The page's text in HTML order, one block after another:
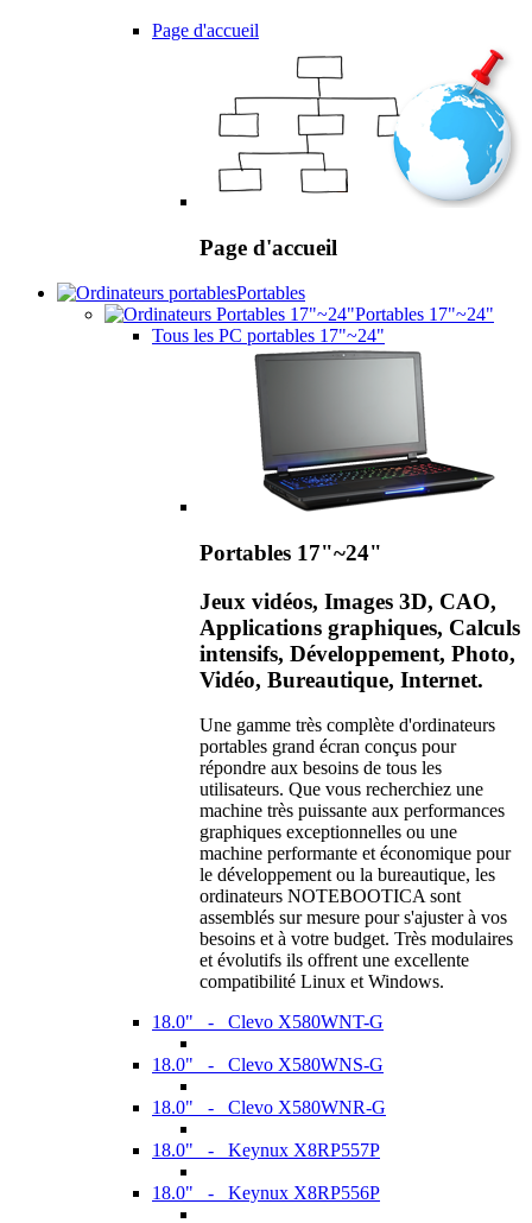
Page d'accueil
Page d'accueil
Portables
Portables 17"~24"
Tous les PC portables 17"~24"
Portables 17"~24"
Jeux vidéos, Images 3D, CAO,
Applications graphiques, Calculs
intensifs, Développement, Photo,
Vidéo, Bureautique, Internet.
Une gamme très complète d'ordinateurs
portables grand écran conçus pour
répondre aux besoins de tous les
utilisateurs. Que vous recherchiez une
machine très puissante aux performances
graphiques exceptionnelles ou une
machine performante et économique pour
le développement ou la bureautique, les
ordinateurs NOTEBOOTICA sont
assemblés sur mesure pour s'ajuster à vos
besoins et à votre budget. Très modulaires
et évolutifs ils offrent une excellente
compatibilité Linux et Windows.
18.0" - Clevo X580WNT-G
18.0" - Clevo X580WNS-G
18.0" - Clevo X580WNR-G
18.0" - Keynux X8RP557P
18.0" - Keynux X8RP556P